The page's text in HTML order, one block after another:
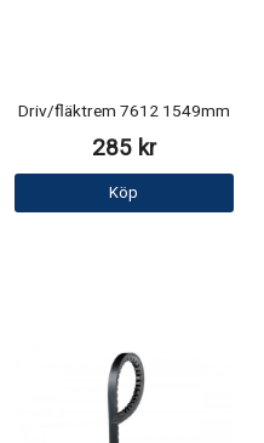
Driv/fläktrem 7612 1549mm
285 kr
Köp